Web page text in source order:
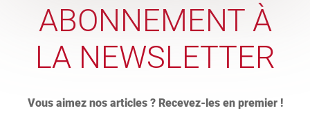
ABONNEMENT À
LA NEWSLETTER
Vous aimez nos articles ? Recevez-les en premier !